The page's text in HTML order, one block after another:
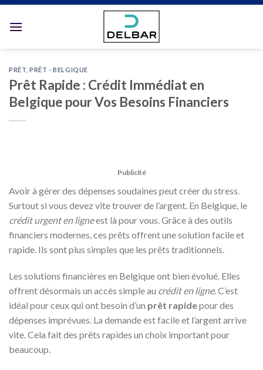
PRÊT ,PRÊT - BELGIQUE
Prêt Rapide : Crédit Immédiat en
Belgique pour Vos Besoins Financiers
Publicité
Avoir à gérer des dépenses soudaines peut créer du stress.
Surtout si vous devez vite trouver de l’argent. En Belgique, le
crédit urgent en ligneest là pour vous. Grâce à des outils
financiers modernes, ces prêts offrent une solution facile et
rapide. Ils sont plus simples que les prêts traditionnels.
Les solutions financières en Belgique ont bien évolué. Elles
offrent désormais un accès simple au crédit en ligne. C’est
idéal pour ceux qui ont besoin d’un prêt rapidepour des
dépenses imprévues. La demande est facile et l’argent arrive
vite. Cela fait des prêts rapides un choix important pour
beaucoup.